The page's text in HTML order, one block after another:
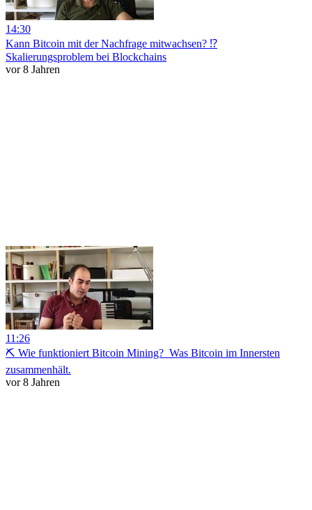
14:30
Kann Bitcoin mit der Nachfrage mitwachsen? ⁉️
Skalierungsproblem bei Blockchains
vor 8 Jahren
11:26
⛏️ Wie funktioniert Bitcoin Mining? ️ Was Bitcoin im Innersten
zusammenhält.
vor 8 Jahren